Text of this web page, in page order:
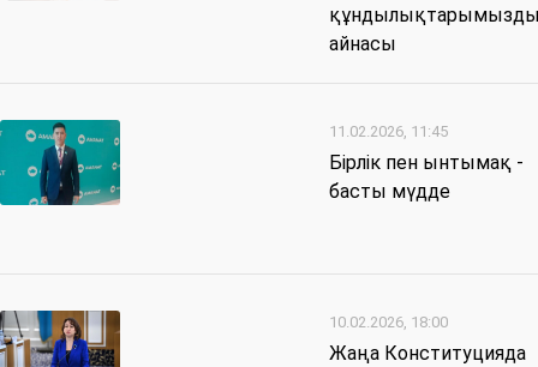
айнасы
11.02.2026, 11:45
Бірлік пен ынтымақ -
басты мүдде
10.02.2026, 18:00
Жаңа Конституцияда